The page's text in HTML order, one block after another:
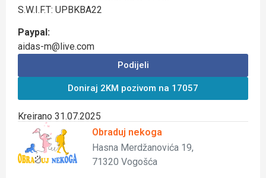
S.W.I.F.T: UPBKBA22
Paypal:
aidas-m@live.com
Podijeli
Doniraj 2KM pozivom na 17057
Kreirano 31.07.2025
Obraduj nekoga
Hasna Merdžanovića 19,
71320 Vogošća